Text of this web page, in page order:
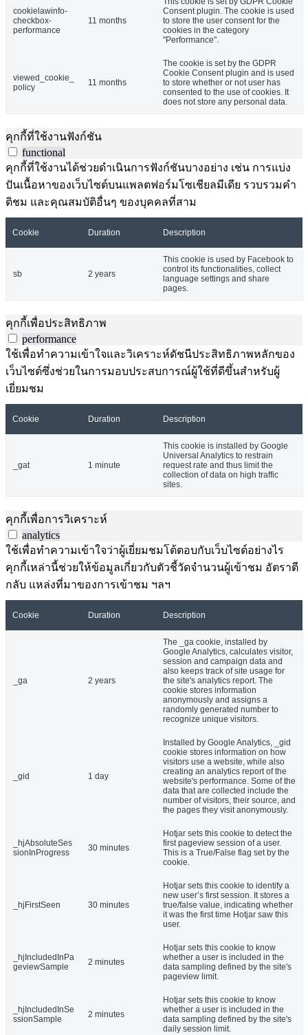
cookielawinfo-
checkbox-
performance
11 months
Consent plugin. The cookie is used
to store the user consent for the
cookies in the category
"Performance".
viewed_cookie_
policy
11 months
The cookie is set by the GDPR
Cookie Consent plugin and is used
to store whether or not user has
consented to the use of cookies. It
does not store any personal data.
คุกกี้ที่ใช้งานฟังก์ชัน
functional
คุกกี้ที่ใช้งานได้ช่วยดำเนินการฟังก์ชันบางอย่าง เช่น การแบ่ง
ปันเนื้อหาของเว็บไซต์บนแพลตฟอร์มโซเชียลมีเดีย รวบรวมคำ
ติชม และคุณสมบัติอื่นๆ ของบุคคลที่สาม
Cookie Duration Description
sb 2 years
This cookie is used by Facebook to
control its functionalities, collect
language settings and share
pages.
คุกกี้เพื่อประสิทธิภาพ
performance
ใช้เพื่อทำความเข้าใจและวิเคราะห์ดัชนีประสิทธิภาพหลักของ
เว็บไซต์ซึ่งช่วยในการมอบประสบการณ์ผู้ใช้ที่ดีขึ้นสำหรับผู้
เยี่ยมชม
Cookie Duration Description
_gat 1 minute
This cookie is installed by Google
Universal Analytics to restrain
request rate and thus limit the
collection of data on high traffic
sites.
คุกกี้เพื่อการวิเคราะห์
analytics
ใช้เพื่อทำความเข้าใจว่าผู้เยี่ยมชมโต้ตอบกับเว็บไซต์อย่างไร
คุกกี้เหล่านี้ช่วยให้ข้อมูลเกี่ยวกับตัวชี้วัดจำนวนผู้เข้าชม อัตราตี
กลับ แหล่งที่มาของการเข้าชม ฯลฯ
Cookie Duration Description
_ga 2 years
The _ga cookie, installed by
Google Analytics, calculates visitor,
session and campaign data and
also keeps track of site usage for
the site's analytics report. The
cookie stores information
anonymously and assigns a
randomly generated number to
recognize unique visitors.
_gid 1 day
Installed by Google Analytics, _gid
cookie stores information on how
visitors use a website, while also
creating an analytics report of the
website's performance. Some of the
data that are collected include the
number of visitors, their source, and
the pages they visit anonymously.
_hjAbsoluteSes
sionInProgress
30 minutes
Hotjar sets this cookie to detect the
first pageview session of a user.
This is a True/False flag set by the
cookie.
_hjFirstSeen 30 minutes
Hotjar sets this cookie to identify a
new user’s first session. It stores a
true/false value, indicating whether
it was the first time Hotjar saw this
user.
_hjIncludedInPa
geviewSample
2 minutes
Hotjar sets this cookie to know
whether a user is included in the
data sampling defined by the site's
pageview limit.
_hjIncludedInSe
ssionSample
2 minutes
Hotjar sets this cookie to know
whether a user is included in the
data sampling defined by the site's
daily session limit.